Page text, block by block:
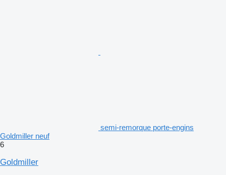
semi-remorque porte-engins
Goldmiller neuf
6
Goldmiller